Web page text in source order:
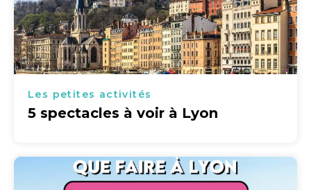
Les petites activités
5 spectacles à voir à Lyon